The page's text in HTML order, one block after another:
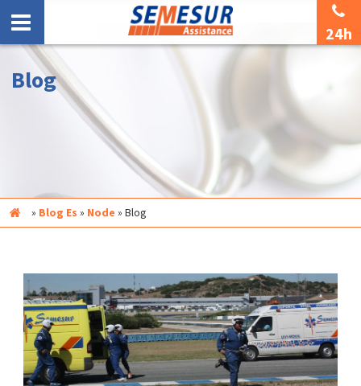
24h
Blog
Inicio » Blog Es » Node » Blog